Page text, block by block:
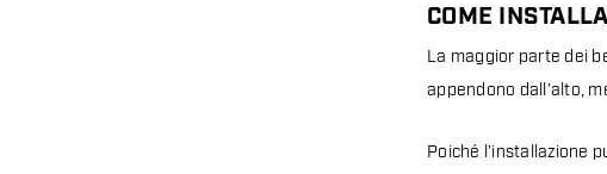
COME
La maggior parte dei
appendono dall’alto,
Poiché l’installazione